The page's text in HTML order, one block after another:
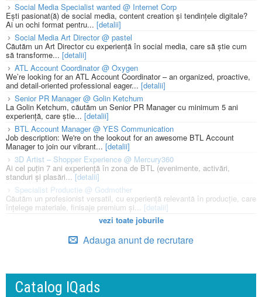
Social Media Specialist wanted @ Internet Corp
Ești pasionat(ă) de social media, content creation și tendințele digitale?
Ai un ochi format pentru... [detalii]
Social Media Art Director @ pastel
Căutăm un Art Director cu experiență în social media, care să știe cum
să transforme... [detalii]
ATL Account Coordinator @ Oxygen
We’re looking for an ATL Account Coordinator – an organized, proactive,
and detail-oriented professional eager... [detalii]
Senior PR Manager @ Golin Ketchum
La Golin Ketchum, căutăm un Senior PR Manager cu minimum 5 ani
experiență, care știe... [detalii]
BTL Account Manager @ YES Communication
Job description: We're on the lookout for an awesome BTL Account
Manager to join our vibrant... [detalii]
3D Artist – Shopper Experience @ Mercury360
Ai cel puțin 7 ani experiență în zona de BTL (evenimente, activări,
standuri și plasări... [detalii]
Specialist Productie @ Godmother
Căutăm un profesionist versatil, cu experiență relevantă în producție, care
înțelege materiale, finisaje premium și... [detalii]
vezi toate joburile
Adauga anunt de recrutare
Catalog IQads